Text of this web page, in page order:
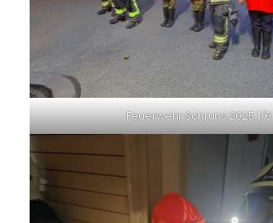
Feuerwehr Schruns 2025 1/6